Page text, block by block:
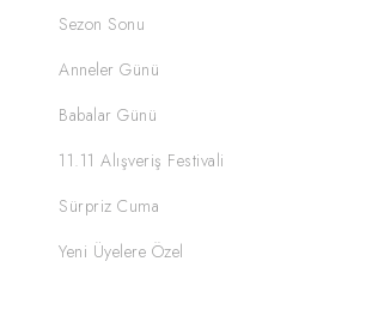
Sezon Sonu
Anneler Günü
Babalar Günü
11.11 Alışveriş Festivali
Sürpriz Cuma
Yeni Üyelere Özel